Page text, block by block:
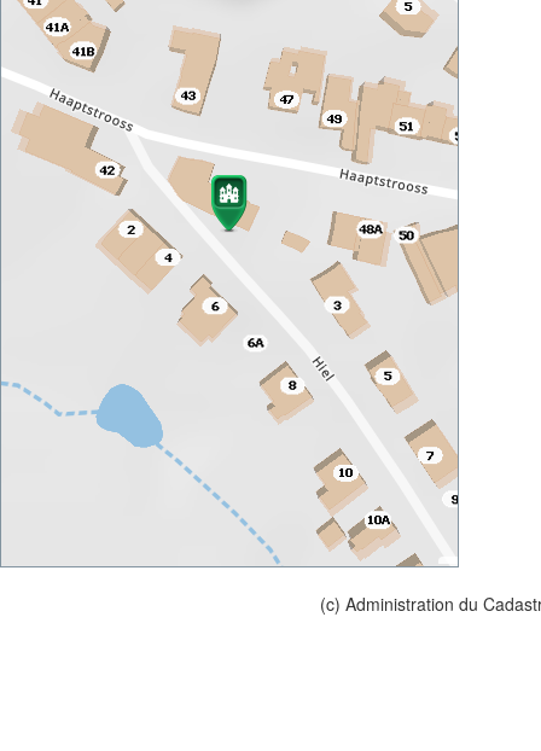
(c) Administration du